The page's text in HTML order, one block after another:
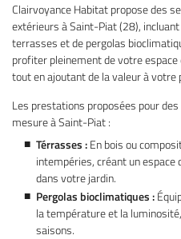
Clairvoyance Habitat propose des
extérieurs à Saint-Piat (28),
terrasses et de pergolas
profiter pleinement de votre
tout en ajoutant de la valeur à votre
Les prestations proposées pour
mesure à Saint-Piat :
Térrasses :En bois ou
intempéries, créant un
dans votre jardin.
Pergolas bioclimatiques :
la température et la
saisons.